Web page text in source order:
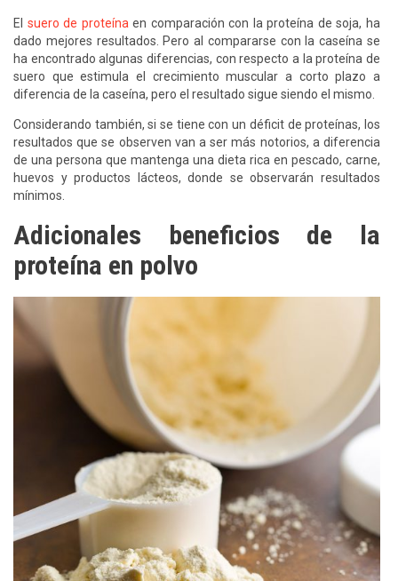
El suero de proteínaen comparación con la proteína de soja, ha
dado mejores resultados. Pero al compararse con la caseína se
ha encontrado algunas diferencias, con respecto a la proteína de
suero que estimula el crecimiento muscular a corto plazo a
diferencia de la caseína, pero el resultado sigue siendo el mismo.
Considerando también, si se tiene con un déficit de proteínas, los
resultados que se observen van a ser más notorios, a diferencia
de una persona que mantenga una dieta rica en pescado, carne,
huevos y productos lácteos, donde se observarán resultados
mínimos.
Adicionales beneficios de la
proteína en polvo